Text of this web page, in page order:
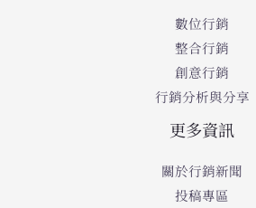
數位行銷
整合行銷
創意行銷
行銷分析與分享
更多資訊
關於行銷新聞
投稿專區